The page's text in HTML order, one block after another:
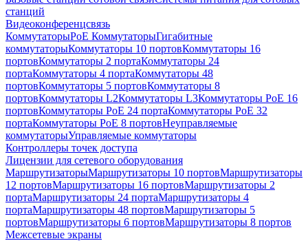
станций
Видеоконференцсвязь
КоммутаторыPoE КоммутаторыГигабитные
коммутаторыКоммутаторы 10 портовКоммутаторы 16
портовКоммутаторы 2 портаКоммутаторы 24
портаКоммутаторы 4 портаКоммутаторы 48
портовКоммутаторы 5 портовКоммутаторы 8
портовКоммутаторы L2Коммутаторы L3Коммутаторы PoE 16
портовКоммутаторы PoE 24 портаКоммутаторы PoE 32
портаКоммутаторы PoE 8 портовНеуправляемые
коммутаторыУправляемые коммутаторы
Контроллеры точек доступа
Лицензии для сетевого оборудования
МаршрутизаторыМаршрутизаторы 10 портовМаршрутизаторы
12 портовМаршрутизаторы 16 портовМаршрутизаторы 2
портаМаршрутизаторы 24 портаМаршрутизаторы 4
портаМаршрутизаторы 48 портовМаршрутизаторы 5
портовМаршрутизаторы 6 портовМаршрутизаторы 8 портов
Межсетевые экраны